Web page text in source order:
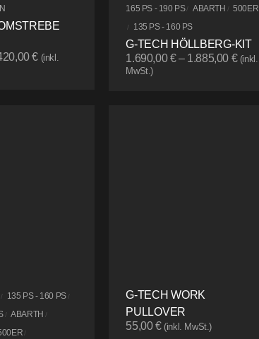
€ (inkl.
165 PS - 190 PS / ABARTH / 500ER
/ 135 PS - 160 PS
G-TECH HÖLLBERG-KIT
1.690,00€– 1.885,00 € (inkl.
MwSt.)
/ 135 PS - 160 PS/
/ ABARTH /
/
G-TECH WORK
PULLOVER
55,00€ (inkl. MwSt.)